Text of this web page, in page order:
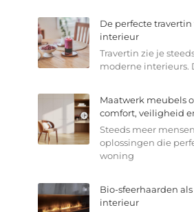
De perfecte
interieur
Travertin zie je
moderne interieurs.
Maatwerk meubels
comfort, veiligheid
Steeds meer
oplossingen die
woning
Bio-sfeerhaarden
interieur